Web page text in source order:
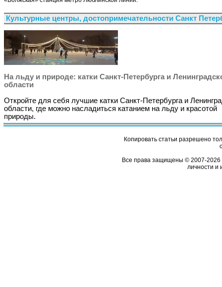
Культурные центры, достопримечательности Санкт
На льду и природе: катки Санкт-Петербурга и
области
Откройте для себя лучшие катки Санкт-Петербурга и
области, где можно насладиться катанием на льду и красотой
природы.
Копировать статьи разрешено
Все права защищены © 2007-2026
личности и